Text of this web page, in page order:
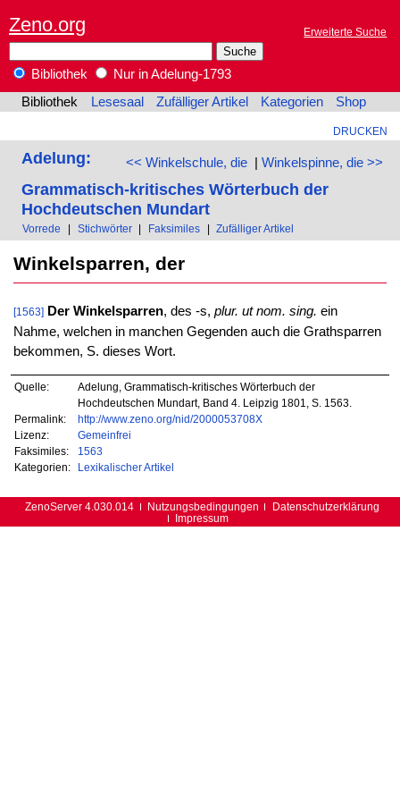
Zeno.org Erweiterte Suche
Bibliothek
Nur in Adelung-1793
Bibliothek
Lesesaal Zufälliger Artikel Kategorien Shop
DRUCKEN
<< Winkelschule, die| Winkelspinne, die >>
Adelung:
Grammatisch-kritisches Wörterbuch der
Hochdeutschen Mundart
Vorrede | Stichwörter | Faksimiles | Zufälliger Artikel
Winkelsparren, der
[1563] Der Winkelsparren, des -s, plur. ut nom. sing. ein
Nahme, welchen in manchen Gegenden auch die Grathsparren
bekommen, S. dieses Wort.
Quelle:
Adelung, Grammatisch-kritisches Wörterbuch der
Hochdeutschen Mundart, Band 4. Leipzig 1801, S. 1563.
Permalink:
http://www.zeno.org/nid/2000053708X
Lizenz:
Gemeinfrei
Faksimiles:
1563
Kategorien:
Lexikalischer Artikel
ZenoServer 4.030.014 Nutzungsbedingungen
Datenschutzerklärung
Impressum